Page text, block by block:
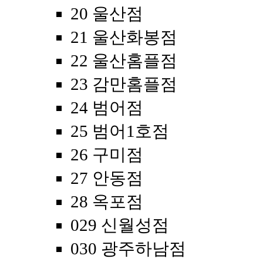
20 울산점
21 울산화봉점
22 울산홈플점
23 감만홈플점
24 범어점
25 범어1호점
26 구미점
27 안동점
28 옥포점
029 신월성점
030 광주하남점